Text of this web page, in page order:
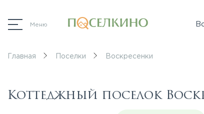
Меню
Главная Поселки Воскресенки
Коттеджный поселок